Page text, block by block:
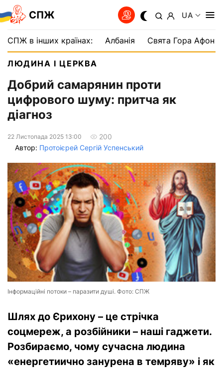
СПЖ UA
СПЖ в інших країнах: Албанія Свята Гора Афон
ЛЮДИНА І ЦЕРКВА
Добрий самарянин проти
цифрового шуму: притча як
діагноз
22 Листопада 2025 13:00
200
Автор: Протоієрей Сергій Успенський
Інформаційні потоки – паразити душі. Фото: СПЖ
Шлях до Єрихону – це стрічка
соцмереж, а розбійники – наші гаджети.
Розбираємо, чому сучасна людина
«енергетиично занурена в темряву» і як